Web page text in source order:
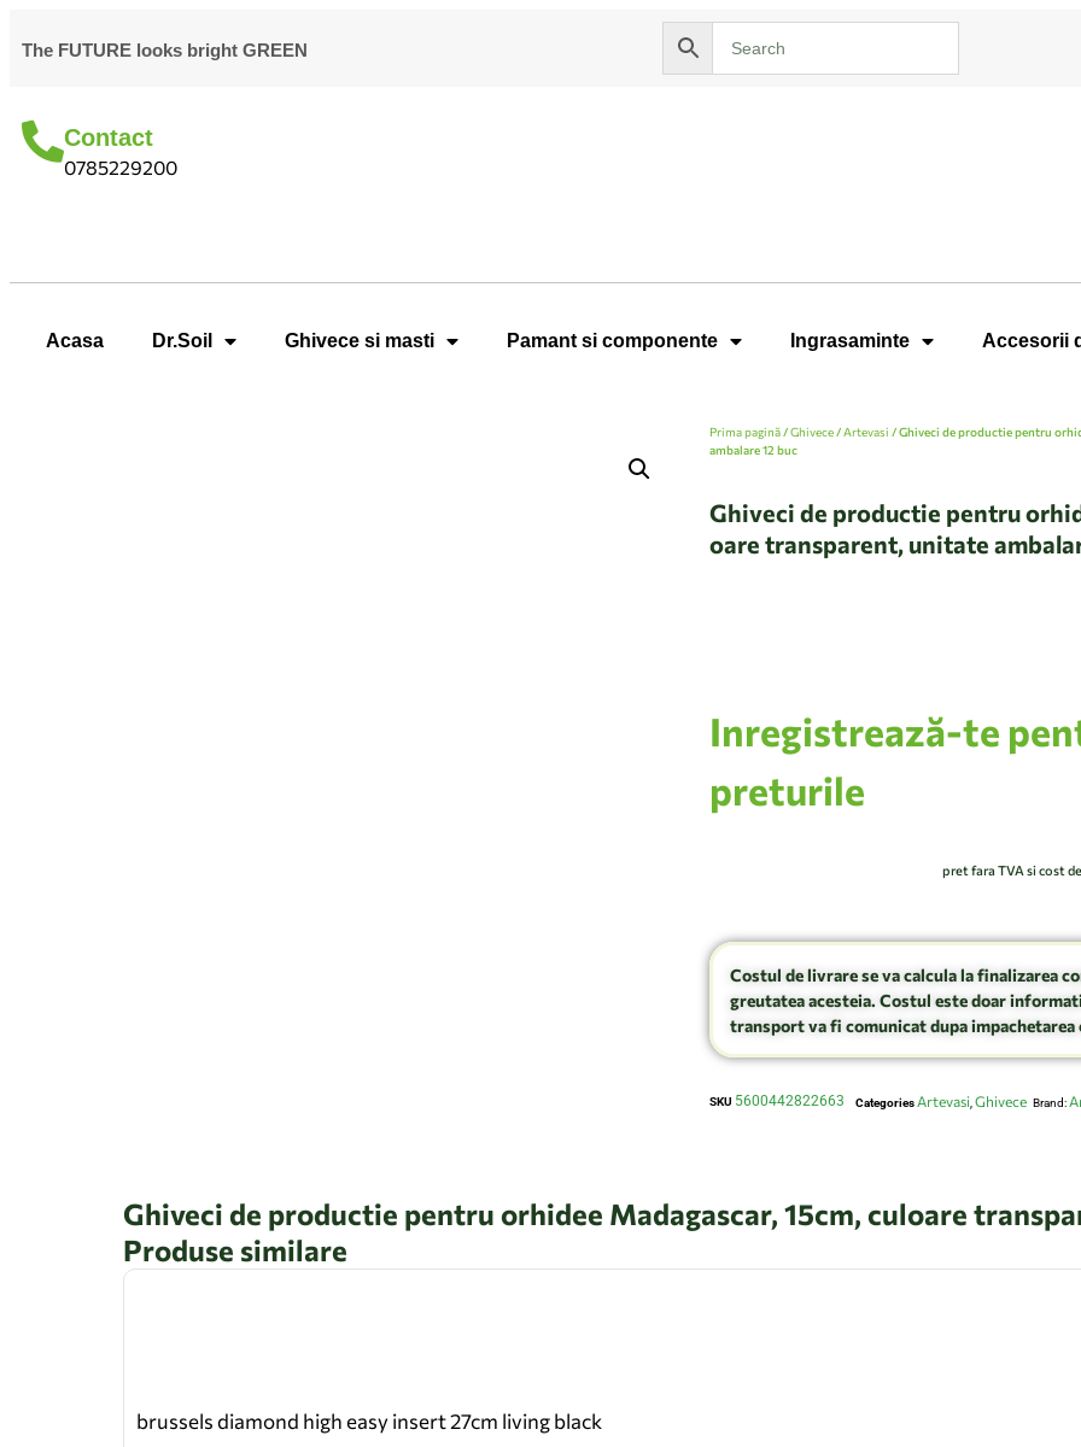
The FUTURE looks bright GREEN
Contact
0785229200
Acasa Dr.Soil Ghivece si masti Pamant si componente Ingrasaminte Accesorii
Prima pagină/Ghivece/Artevasi / Ghiveci de productie pentru
ambalare 12 buc
Ghiveci de productie pentru
oare transparent, unitate
Inregistrează-te
preturile
pret fara TVA si cost
Costul de livrare se va calcula la finalizarea
greutatea acesteia. Costul este doar
transport va fi comunicat dupa impachetarea
SKU 5600442822663 Categories Artevasi Ghivece Brand:
Ghiveci de productie pentru orhidee Madagascar, 15cm, culoare
Produse similare
brussels diamond high easy insert 27cm living black